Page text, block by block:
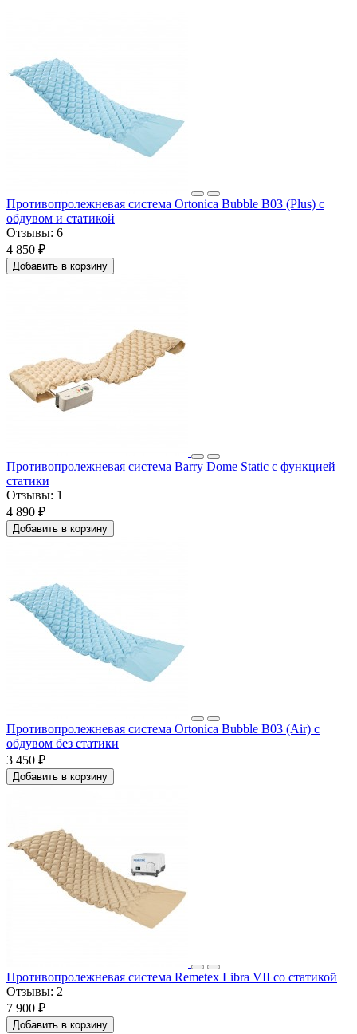
Противопролежневая система Ortonica Bubble B03 (Plus) с
обдувом и статикой
Отзывы: 6
4 850 ₽
Добавить в корзину
Противопролежневая система Barry Dome Static с функцией
статики
Отзывы: 1
4 890 ₽
Добавить в корзину
Противопролежневая система Ortonica Bubble B03 (Air) с
обдувом без статики
3 450 ₽
Добавить в корзину
Противопролежневая система Remetex Libra VII со статикой
Отзывы: 2
7 900 ₽
Добавить в корзину